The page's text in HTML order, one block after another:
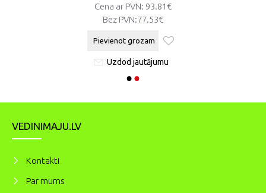
Cena ar PVN: 93.81€
Bez PVN:77.53€
Pievienot grozam
Uzdod jautājumu
VEDINIMAJU.LV
Kontakti
Par mums